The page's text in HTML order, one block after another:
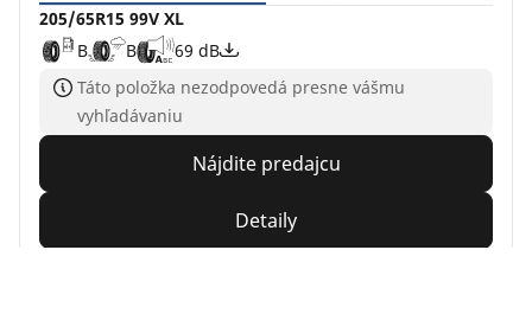
205/65R15 99V XL
B
B 69 dB
Táto položka nezodpovedá presne vášmu
vyhľadávaniu
Nájdite predajcu
Detaily